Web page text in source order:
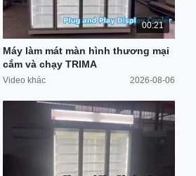
00:21
Máy làm mát màn hình thương mại
cắm và chạy TRIMA
Video khác 2026-08-06